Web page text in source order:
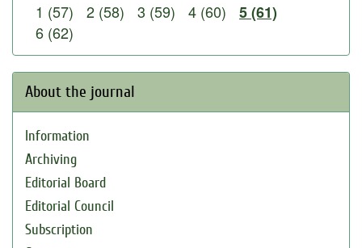
1 (57) 2 (58) 3 (59) 4 (60)
5 (61)
6 (62)
About the journal
Information
Archiving
Editorial Board
Editorial Council
Subscription